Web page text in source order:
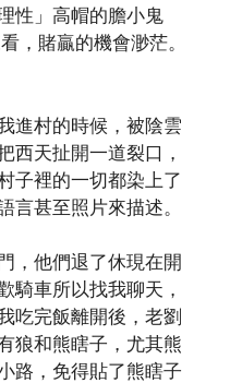
性」高帽的膽小鬼
，賭贏的機會渺茫。
進村的時候，被陰雲
西天扯開一道裂口，
子裡的一切都染上了
言甚至照片來描述。
，他們退了休現在開
騎車所以找我聊天，
吃完飯離開後，老劉
狼和熊瞎子，尤其熊
路，免得貼了熊瞎子